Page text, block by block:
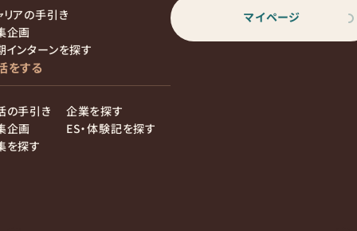
リアの手引き
企画
インターンを探す
をする
の手引き
企画
を探す
企業を探す
ES・体験記を探す
マイページ